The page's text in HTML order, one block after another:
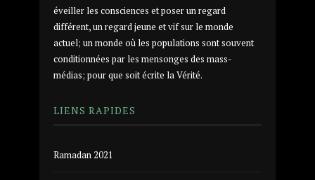
éveiller les consciences et poser un regard
différent, un regard jeune et vif sur le monde
actuel; un monde où les populations sont souvent
conditionnées par les mensonges des mass-
médias; pour que soit écrite la Vérité.
LIENS RAPIDES
Ramadan 2021